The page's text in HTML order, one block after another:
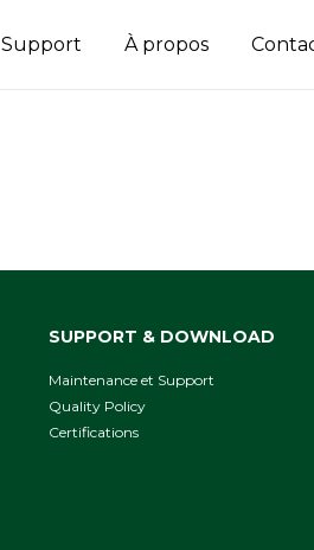
Support À propos
SUPPORT & DOWNLOAD
Maintenance et Support
Quality Policy
Сertifications